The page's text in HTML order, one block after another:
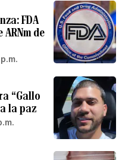
FDA
de
“Gallo
la paz